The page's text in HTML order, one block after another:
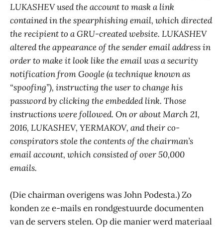
LUKASHEV used the account to mask a link
contained in the spearphishing email, which directed
the recipient to a GRU-created website. LUKASHEV
altered the appearance of the sender email address in
order to make it look like the email was a security
notification from Google (a technique known as
“spoofing”), instructing the user to change his
password by clicking the embedded link. Those
instructions were followed. On or about March 21,
2016, LUKASHEV, YERMAKOV, and their co-
conspirators stole the contents of the chairman’s
email account, which consisted of over 50,000
emails.
(Die chairman overigens was John Podesta.) Zo
konden ze e-mails en rondgestuurde documenten
van de servers stelen. Op die manier werd materiaal